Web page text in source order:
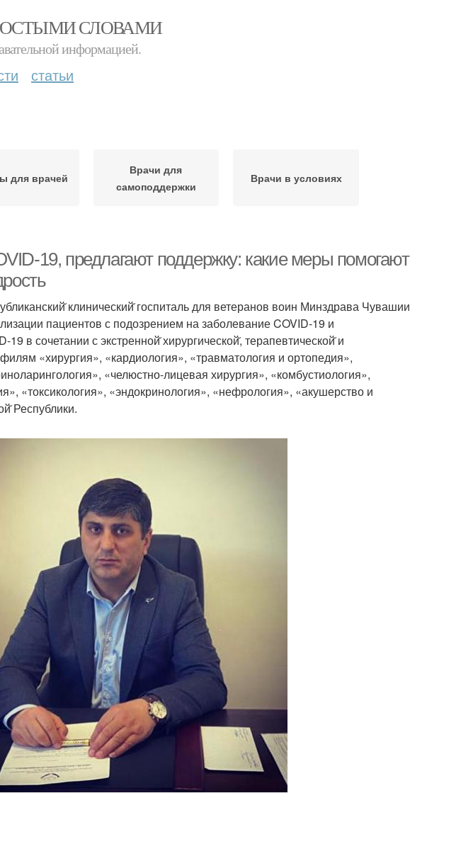
СЛОВАМИ
информацией.
статьи
для врачей
Врачи для
самоподдержки
Врачи в условиях
19, предлагают поддержку: какие меры помогают
клинический̆ госпиталь для ветеранов воин Минздрава Чувашии
пациентов с подозрением на заболевание COVID-19 и
в сочетании с экстренной̆ хирургической̆, терапевтической̆ и
«хирургия», «кардиология», «травматология и ортопедия»,
«челюстно-лицевая хирургия», «комбустиология»,
«токсикология», «эндокринология», «нефрология», «акушерство и
Республики.